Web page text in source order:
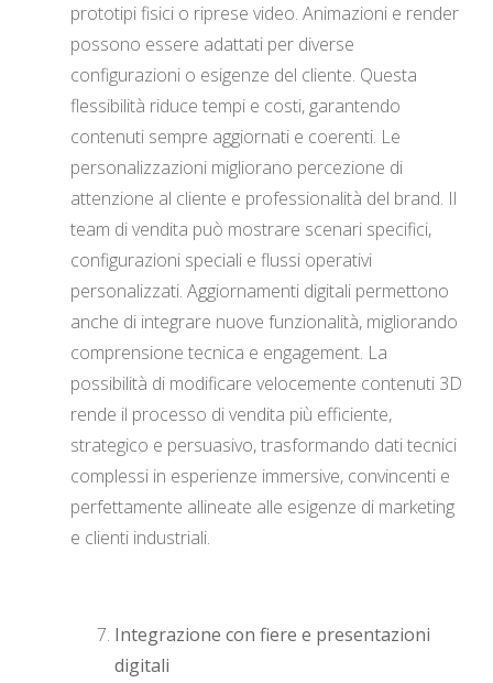
prototipi fisici o riprese video. Animazioni e render
possono essere adattati per diverse
configurazioni o esigenze del cliente. Questa
flessibilità riduce tempi e costi, garantendo
contenuti sempre aggiornati e coerenti. Le
personalizzazioni migliorano percezione di
attenzione al cliente e professionalità del brand. Il
team di vendita può mostrare scenari specifici,
configurazioni speciali e flussi operativi
personalizzati. Aggiornamenti digitali permettono
anche di integrare nuove funzionalità, migliorando
comprensione tecnica e engagement. La
possibilità di modificare velocemente contenuti 3D
rende il processo di vendita più efficiente,
strategico e persuasivo, trasformando dati tecnici
complessi in esperienze immersive, convincenti e
perfettamente allineate alle esigenze di marketing
e clienti industriali.
Integrazione con fiere e presentazioni
digitali